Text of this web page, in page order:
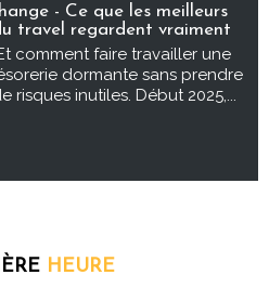
- Ce que les meilleurs
travel regardent vraiment
comment faire travailler une
dormante sans prendre
risques inutiles. Début 2025,...
HEURE